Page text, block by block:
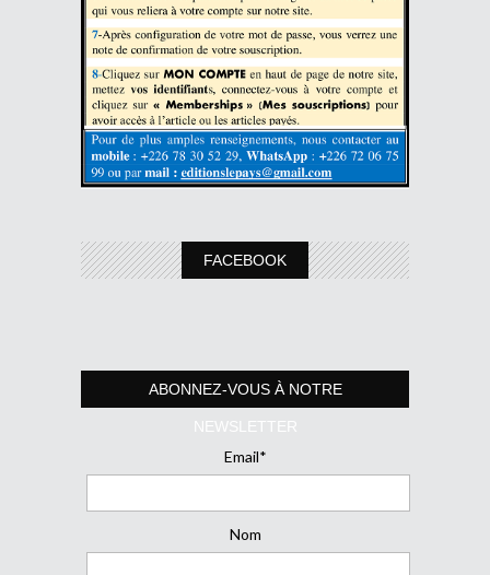
FACEBOOK
ABONNEZ-VOUS À NOTRE
NEWSLETTER
Email*
Nom